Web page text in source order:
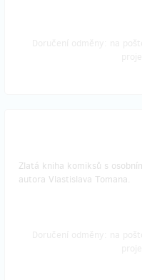
Zlatá kniha komiksů s
autora Vlastislava Tomana.